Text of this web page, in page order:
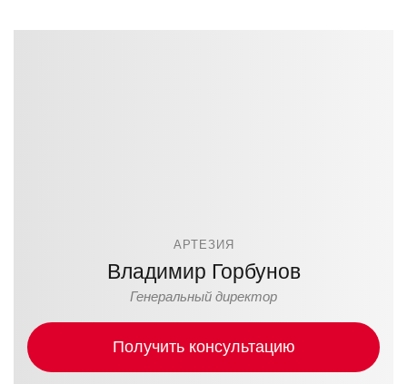
АРТЕЗИЯ
Владимир Горбунов
Генеральный директор
Получить консультацию